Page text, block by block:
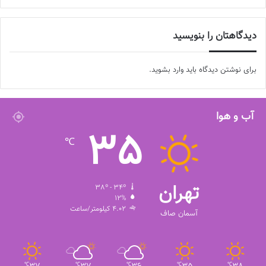
دیدگاهتان را بنویسید
برای نوشتن دیدگاه باید وارد بشوید.
آب و هوا
تهران
آسمان صاف
35
℃
12%
4.02 کیلومتر/ساعت